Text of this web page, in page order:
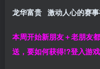
龙华富贵 激动人心的赛事
本周开始新朋友＋老朋友
送，要如何获得!?登入游